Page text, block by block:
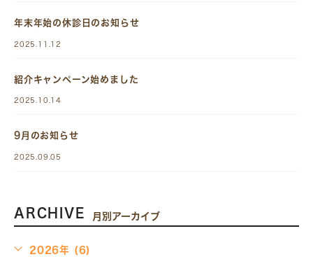
年末年始の休診日のお知らせ
2025.11.12
紹介キャンペーン始めました
2025.10.14
9月のお知らせ
2025.09.05
ARCHIVE 月別アーカイブ
2026年 (6)